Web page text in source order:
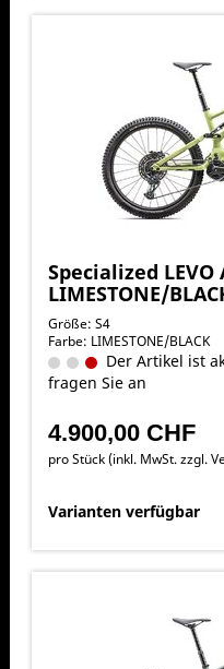
Specialized LEVO
LIMESTONE/
Größe: S4
Farbe: LIMESTONE/BLACK
Der Artikel ist
fragen Sie an
4.900,00 CHF
pro Stück (inkl. MwSt. zzgl.
Varianten verfügbar